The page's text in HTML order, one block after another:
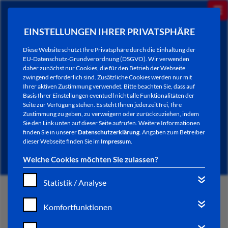
EINSTELLUNGEN IHRER PRIVATSPHÄRE
Diese Website schützt Ihre Privatsphäre durch die Einhaltung der
EU-Datenschutz-Grundverordnung (DSGVO). Wir verwenden
daher zunächst nur Cookies, die für den Betrieb der Webseite
zwingend erforderlich sind. Zusätzliche Cookies werden nur mit
Ihrer aktiven Zustimmung verwendet. Bitte beachten Sie, dass auf
Basis Ihrer Einstellungen eventuell nicht alle Funktionalitäten der
Seite zur Verfügung stehen. Es steht Ihnen jederzeit frei, Ihre
Zustimmung zu geben, zu verweigern oder zurückzuziehen, indem
Sie den Link unten auf dieser Seite aufrufen. Weitere Informationen
finden Sie in unsererDatenschutzerklärung. Angaben zum Betreiber
dieser Webseite finden Sie im Impressum.
Welche Cookies möchten Sie zulassen?
Statistik / Analyse
Komfortfunktionen
NEWSLETTER / CITY LETTER
START